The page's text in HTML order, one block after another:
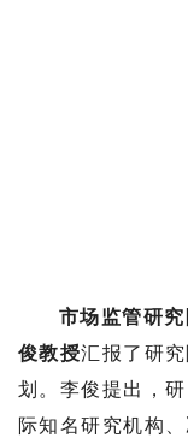
市场监管研
俊教授汇报了研
划。李俊提出，
际知名研究机构